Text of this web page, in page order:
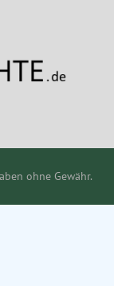
ohne Gewähr.